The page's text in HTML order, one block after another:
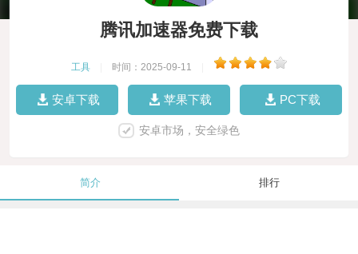
腾讯加速器免费下载
工具 时间：2025-09-11
安卓下载 苹果下载 PC下载
安卓市场，安全绿色
简介 排行